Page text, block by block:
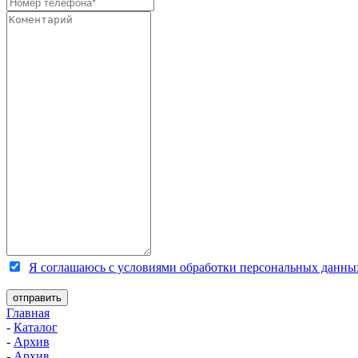
Я соглашаюсь с условиями обработки персональных
Главная
- Каталог
- Архив